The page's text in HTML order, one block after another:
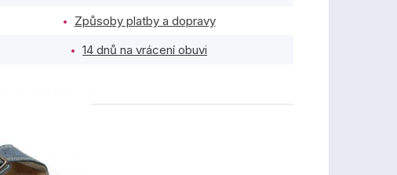
Způsoby platby a dopravy
14 dnů na vrácení obuvi